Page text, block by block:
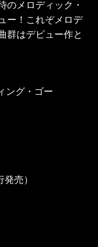
のメロディック・
ー！これぞメロデ
群はデビュー作と
ング・ゴー
売）